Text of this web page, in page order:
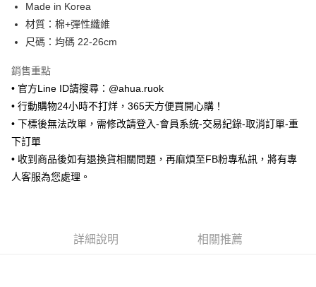
街口支付
悠遊付
ATM付款
全家取貨付款
每筆NT$65，滿NT$688(含以上)免運費
付款後全家取貨
每筆NT$65，滿NT$688(含以上)免運費
Made in Korea
材質：棉+彈性纖維
尺碼：均碼 22-26cm
銷售重點
• 官方Line ID請搜尋：@ahua.ruok
• 行動購物24小時不打烊，365天方便買開心購！
• 下標後無法改單，需修改請登入-會員系統-交易紀錄-取消訂單-重
下訂單
• 收到商品後如有退換貨相關問題，再麻煩至FB粉專私訊，將有專
人客服為您處理。
詳細說明 相關推薦